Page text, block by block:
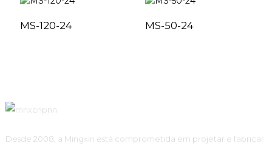
MS-120-24 MS-50-24
Desde 2008, a Mingxin está comprometida em projetar e fabricar